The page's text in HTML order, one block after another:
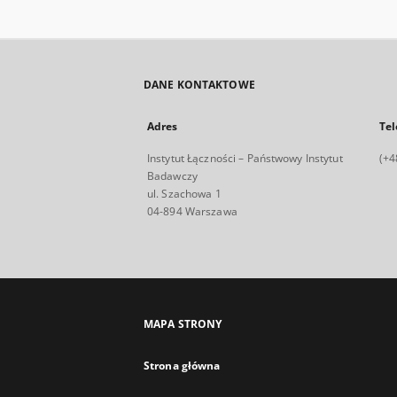
DANE KONTAKTOWE
Adres
Instytut Łączności – Państwowy Instytut
Badawczy
ul. Szachowa 1
04-894 Warszawa
MAPA STRONY
Strona główna